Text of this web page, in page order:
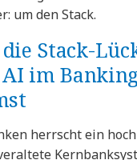
um den Stack.
Stack-
im
herrscht ein